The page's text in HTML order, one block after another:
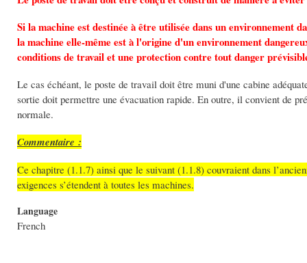
Si la machine est destinée à être utilisée dans un environnement
la machine elle-même est à l'origine d'un environnement
conditions de travail et une protection contre tout danger
Le cas échéant, le poste de travail doit être muni d'une cabine
sortie doit permettre une évacuation rapide. En outre, il convient de
normale.
Commentaire :
Ce chapitre (1.1.7) ainsi que le suivant (1.1.8) couvraient dans
exigences s’étendent à toutes les machines.
Language
French